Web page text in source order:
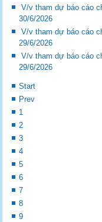
V/v tham dự báo cáo
30/6/2026
V/v tham dự báo cáo
29/6/2026
V/v tham dự báo cáo
29/6/2026
Start
Prev
1
2
3
4
5
6
7
8
9